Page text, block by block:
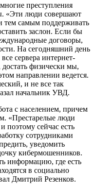
преступления
«Эти люди совершают
тем самым поддерживать
заслон. Если бы
договоры,
На сегодняшний день
сервера интернет-
физически мы,
направлении ведется.
и не все так
начальник УВД.
с населением, причем
«Престарелые люди
поэтому сейчас есть
сотрудниками
уведомить
кибермошенников.
информацию, где есть
в социально
Дмитрий Резенков.